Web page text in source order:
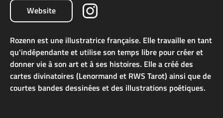
Website
Rozenn est une illustratrice française. Elle travaille en tant
qu'indépendante et utilise son temps libre pour créer et
donner vie à son art et à ses histoires. Elle a créé des
cartes divinatoires (Lenormand et RWS Tarot) ainsi que de
courtes bandes dessinées et des illustrations poétiques.